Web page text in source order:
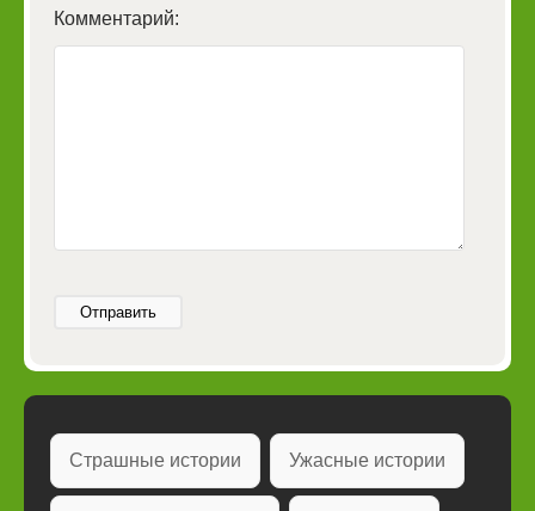
Комментарий:
Отправить
Страшные истории Ужасные истории